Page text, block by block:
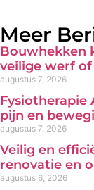
Meer
Bouwhekken
veilige werf
augustus 7, 2026
Fysiotherapie
pijn en
augustus 7, 2026
Veilig en
renovatie en
augustus 6, 2026